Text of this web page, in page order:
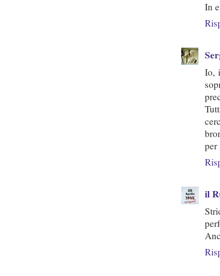
In
Io,
per
il